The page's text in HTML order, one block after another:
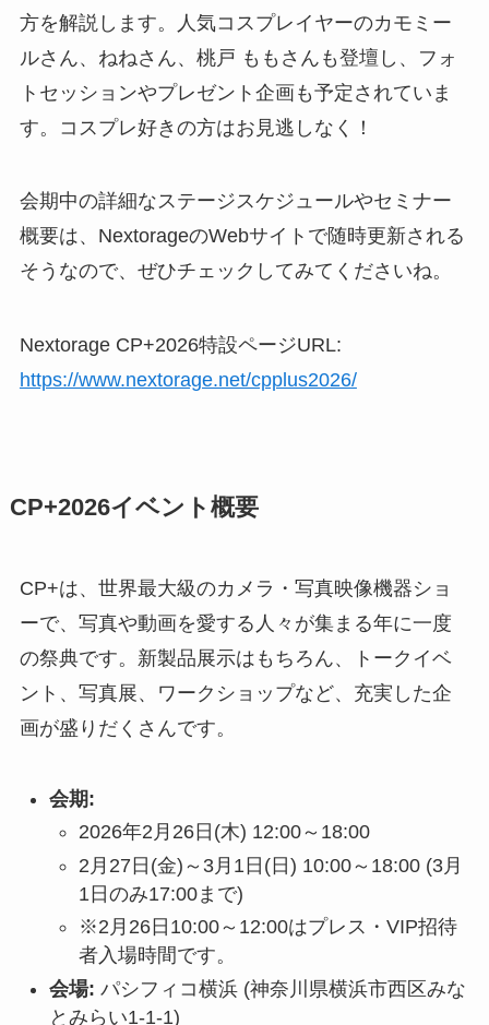
方を解説します。人気コスプレイヤーのカモミー
ルさん、ねねさん、桃戸 ももさんも登壇し、フォ
トセッションやプレゼント企画も予定されていま
す。コスプレ好きの方はお見逃しなく！
会期中の詳細なステージスケジュールやセミナー
概要は、NextorageのWebサイトで随時更新される
そうなので、ぜひチェックしてみてくださいね。
Nextorage CP+2026特設ページURL:
https://www.nextorage.net/cpplus2026/
CP+2026イベント概要
CP+は、世界最大級のカメラ・写真映像機器ショ
ーで、写真や動画を愛する人々が集まる年に一度
の祭典です。新製品展示はもちろん、トークイベ
ント、写真展、ワークショップなど、充実した企
画が盛りだくさんです。
会期:
2026年2月26日(木) 12:00～18:00
2月27日(金)～3月1日(日) 10:00～18:00 (3月
1日のみ17:00まで)
※2月26日10:00～12:00はプレス・VIP招待
者入場時間です。
会場: パシフィコ横浜 (神奈川県横浜市西区みな
とみらい1-1-1)